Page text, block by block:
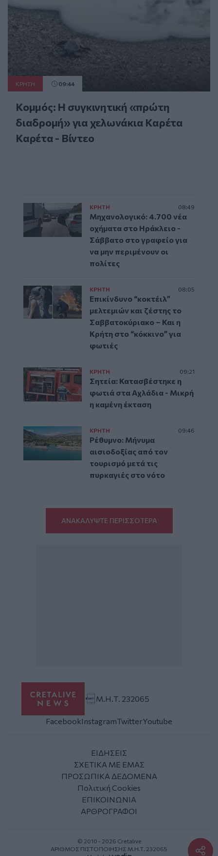
ΚΡΗΤΗ 09:44
Κομμός: Η συγκινητική «πρώτη
διαδρομή» για χελωνάκια Καρέτα
Καρέτα - Βίντεο
ΚΡΗΤΗ 08:49
Μηχανολογικό: 4.700 νέα
οχήματα στο Ηράκλειο -
Σάββατο στο γραφείο για
να μην περιμένουν οι
πολίτες
ΚΡΗΤΗ 08:05
Επικίνδυνο “κοκτέιλ”
μελτεμιών και ζέστης το
Σαββατοκύριακο – Και η
Κρήτη στο “κόκκινο” για
φωτιές
ΚΡΗΤΗ 09:21
Σητεία: Κατασβέστηκε η
φωτιά στα Αχλάδια - Μικρή
η καμένη έκταση
ΚΡΗΤΗ 09:46
Ρέθυμνο: Μήνυμα
αισιοδοξίας από τον
τουρισμό μετά τις
πυρκαγιές στο νότο
ΑΝΑΚΑΛΥΨΤΕ ΠΕΡΙΣΣΟΤΕΡΑ
Μ.Η.Τ. 232065
FacebookInstagramTwitterYoutube
ΕΙΔΗΣΕΙΣ
ΣΧΕΤΙΚΑ ΜΕ ΕΜΑΣ
ΠΡΟΣΩΠΙΚΑ ΔΕΔΟΜΕΝΑ
Πολιτική Cookies
ΕΠΙΚΟΙΝΩΝΙΑ
ΑΡΘΡΟΓΡΑΦΟΙ
© 2010 - 2026 Cretalive
ΑΡΙΘΜΟΣ ΠΙΣΤΟΠΟΙΗΣΗΣ Μ.Η.Τ. 232065